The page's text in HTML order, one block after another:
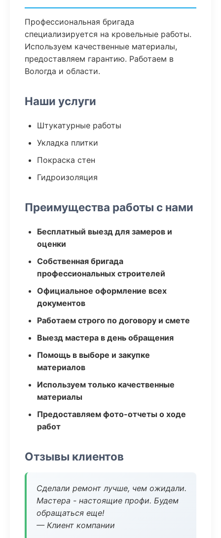
Профессиональная бригада
специализируется на кровельные работы.
Используем качественные материалы,
предоставляем гарантию. Работаем в
Вологда и области.
Наши услуги
Штукатурные работы
Укладка плитки
Покраска стен
Гидроизоляция
Преимущества работы с нами
Бесплатный выезд для замеров и
оценки
Собственная бригада
профессиональных строителей
Официальное оформление всех
документов
Работаем строго по договору и смете
Выезд мастера в день обращения
Помощь в выборе и закупке
материалов
Используем только качественные
материалы
Предоставляем фото-отчеты о ходе
работ
Отзывы клиентов
Сделали ремонт лучше, чем ожидали.
Мастера - настоящие профи. Будем
обращаться еще!
— Клиент компании